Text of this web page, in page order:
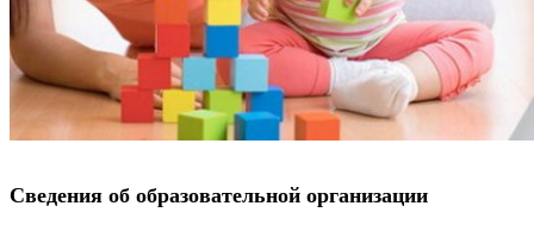
Сведения об образовательной организации